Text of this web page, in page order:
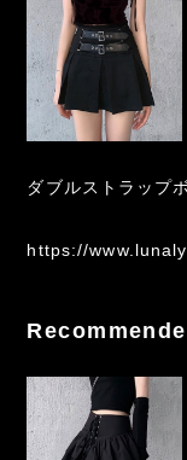
ダブルストラップ
https://